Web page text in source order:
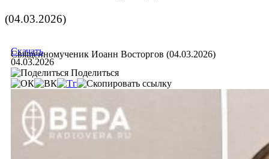
(04.03.2026)
Священномученик Иоанн Восторгов (04.03.2026)
Скачать
04.03.2026
Поделиться